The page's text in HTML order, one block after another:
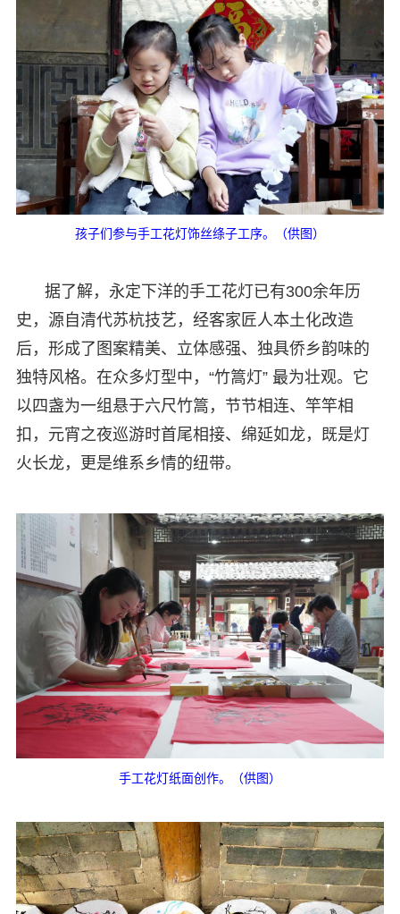
孩子们参与手工花灯饰丝绦子工序。（供图）
据了解，永定下洋的手工花灯已有300余年历
史，源自清代苏杭技艺，经客家匠人本土化改造
后，形成了图案精美、立体感强、独具侨乡韵味的
独特风格。在众多灯型中，“竹篙灯” 最为壮观。它
以四盏为一组悬于六尺竹篙，节节相连、竿竿相
扣，元宵之夜巡游时首尾相接、绵延如龙，既是灯
火长龙，更是维系乡情的纽带。
手工花灯纸面创作。（供图）